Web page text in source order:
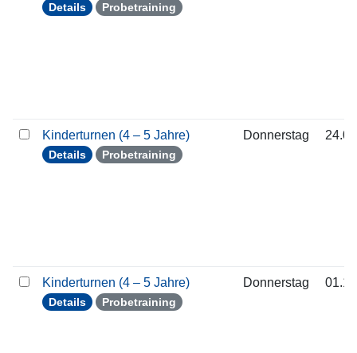
Details Probetraining
Kinderturnen (4 – 5 Jahre)
Details Probetraining
Donnerstag
Kinderturnen (4 – 5 Jahre)
Details Probetraining
Donnerstag